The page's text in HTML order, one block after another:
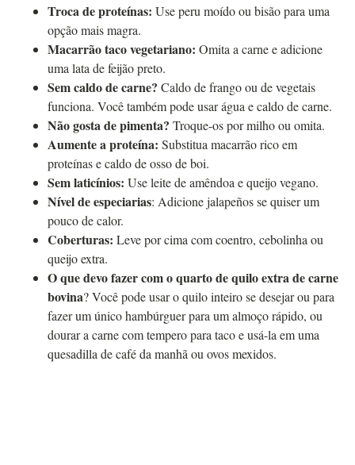
Troca de proteínas: Use peru moído ou bisão para uma
opção mais magra.
Macarrão taco vegetariano: Omita a carne e adicione
uma lata de feijão preto.
Sem caldo de carne? Caldo de frango ou de vegetais
funciona. Você também pode usar água e caldo de carne.
Não gosta de pimenta? Troque-os por milho ou omita.
Aumente a proteína: Substitua macarrão rico em
proteínas e caldo de osso de boi.
Sem laticínios: Use leite de amêndoa e queijo vegano.
Nível de especiarias: Adicione jalapeños se quiser um
pouco de calor.
Coberturas: Leve por cima com coentro, cebolinha ou
queijo extra.
O que devo fazer com o quarto de quilo extra de carne
bovina? Você pode usar o quilo inteiro se desejar ou para
fazer um único hambúrguer para um almoço rápido, ou
dourar a carne com tempero para taco e usá-la em uma
quesadilla de café da manhã ou ovos mexidos.